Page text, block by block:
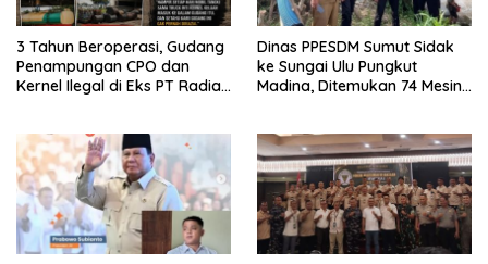
3 Tahun Beroperasi, Gudang
Penampungan CPO dan
Kernel Ilegal di Eks PT Radian
Dinas PPESDM Sumut Sidak
ke Sungai Ulu Pungkut
Madina, Ditemukan 74 Mesin
Rusak